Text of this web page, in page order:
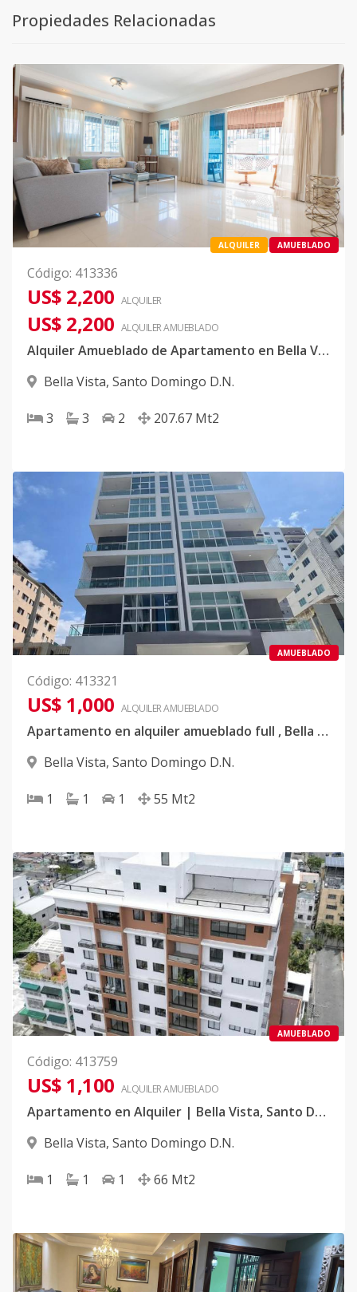
Propiedades Relacionadas
ALQUILER AMUEBLADO
Código: 413336
US$ 2,200 ALQUILER
US$ 2,200 ALQUILERAMUEBLADO
Alquiler Amueblado de Apartamento en Bella Vista
Bella Vista, Santo Domingo D.N.
3 3 2 207.67 Mt2
AMUEBLADO
Código: 413321
US$ 1,000 ALQUILERAMUEBLADO
Apartamento en alquiler amueblado full , Bella Vista
Bella Vista, Santo Domingo D.N.
1 1 1 55 Mt2
AMUEBLADO
Código: 413759
US$ 1,100 ALQUILERAMUEBLADO
Apartamento en Alquiler | Bella Vista, Santo Domingo
Bella Vista, Santo Domingo D.N.
1 1 1 66 Mt2